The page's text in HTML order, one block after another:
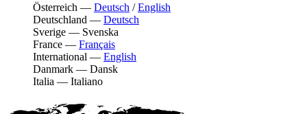
Österreich — Deutsch /English
Deutschland — Deutsch
Sverige — Svenska
France — Français
International — English
Danmark — Dansk
Italia — Italiano